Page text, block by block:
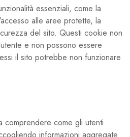
essenziali, come la
alle aree protette, la
del sito. Questi cookie non
e non possono essere
il sito potrebbe non funzionare
comprendere come gli utenti